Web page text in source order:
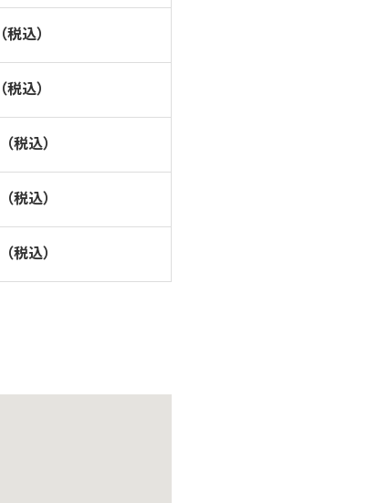
込）
込）
税込）
税込）
税込）